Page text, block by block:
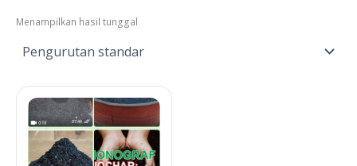
Menampilkan hasil tunggal